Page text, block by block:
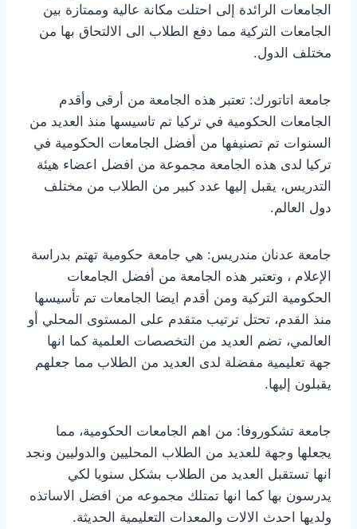
الجامعات الرائدة إلى احتلت مكانة عالية وممتازة بين
الجامعات التركية مما دفع الطلاب الى الالتحاق بها من
مختلف الدول.
جامعة اتاتورك: تعتبر هذه الجامعة من أرقى وأقدم
الجامعات الحكومية في تركيا تم تاسيسها منذ العديد من
السنوات تم تصنيفها من أفضل الجامعات الحكومية في
تركيا لدى هذه الجامعة مجموعة من افضل اعضاء هيئة
التدريس، يقبل إليها عدد كبير من الطلاب من مختلف
دول العالم.
جامعة عدنان مندريس: هي جامعة حكومية تهتم بدراسة
الإعلام ، وتعتبر هذه الجامعة من أفضل الجامعات
الحكومية التركية ومن أقدم ايضا الجامعات تم تأسيسها
منذ القدم، تحتل ترتيب متقدم على المستوى المحلي أو
العالمي، تضم العديد من التخصصات العلمية كما انها
جهة تعليمية مفضلة لدى العديد من الطلاب مما جعلهم
يقبلون إليها.
جامعة تشكوروفا: من اهم الجامعات الحكومية، مما
يجعلها وجهة للعديد من الطلاب المحليين والدوليين ونجد
انها تستقبل العديد من الطلاب بشكل سنويا لكي
يدرسون بها كما انها تمتلك مجموعه من افضل الاساتذه
ولديها احدث الالات والمعدات التعليمية الحديثة.